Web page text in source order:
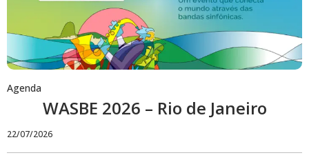
Agenda
WASBE 2026 – Rio de Janeiro
22/07/2026